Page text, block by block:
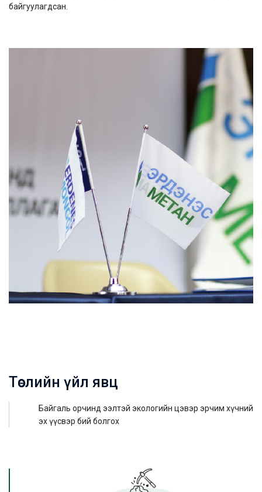
байгуулагдсан.
Төслийн үйл явц
Байгаль орчинд ээлтэй экологийн цэвэр эрчим хүчний
эх үүсвэр бий болгох